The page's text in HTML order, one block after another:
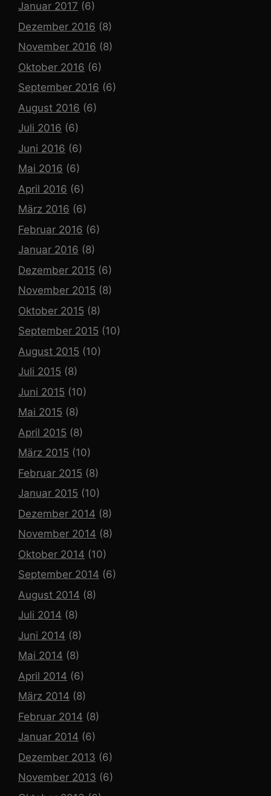
Januar 2017 (6)
Dezember 2016 (8)
November 2016 (8)
Oktober 2016 (6)
September 2016 (6)
August 2016 (6)
Juli 2016 (6)
Juni 2016 (6)
Mai 2016 (6)
April 2016 (6)
März 2016 (6)
Februar 2016 (6)
Januar 2016 (8)
Dezember 2015 (6)
November 2015 (8)
Oktober 2015 (8)
September 2015 (10)
August 2015 (10)
Juli 2015 (8)
Juni 2015 (10)
Mai 2015 (8)
April 2015 (8)
März 2015 (10)
Februar 2015 (8)
Januar 2015 (10)
Dezember 2014 (8)
November 2014 (8)
Oktober 2014 (10)
September 2014 (6)
August 2014 (8)
Juli 2014 (8)
Juni 2014 (8)
Mai 2014 (8)
April 2014 (6)
März 2014 (8)
Februar 2014 (8)
Januar 2014 (6)
Dezember 2013 (6)
November 2013 (6)